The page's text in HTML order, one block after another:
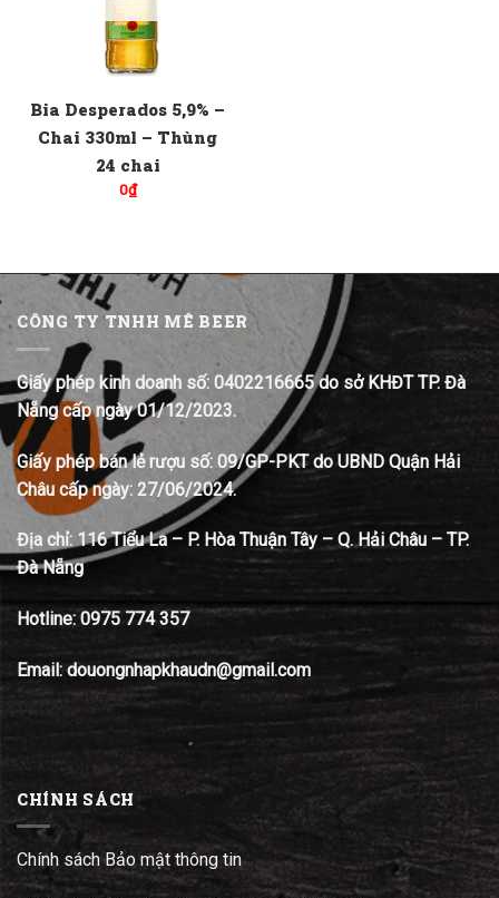
Bia Desperados 5,9% –
Chai 330ml – Thùng
24 chai
0₫
CÔNG TY TNHH MÊ BEER
Giấy phép kinh doanh số: 0402216665 do sở KHĐT TP. Đà
Nẵng cấp ngày 01/12/2023.
Giấy phép bán lẻ rượu số: 09/GP-PKT do UBND Quận Hải
Châu cấp ngày: 27/06/2024.
Địa chỉ: 116 Tiểu La – P. Hòa Thuận Tây – Q. Hải Châu – TP.
Đà Nẵng
Hotline: 0975 774 357
Email: douongnhapkhaudn@gmail.com
CHÍNH SÁCH
Chính sách Bảo mật thông tin